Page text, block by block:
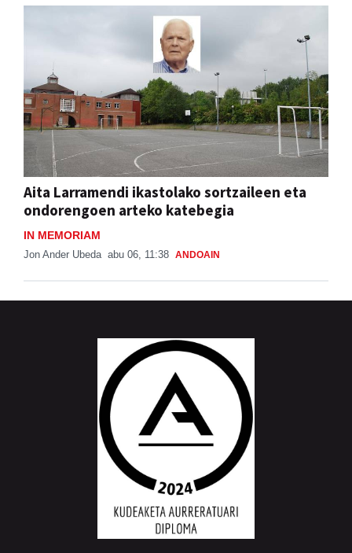
Aita Larramendi ikastolako sortzaileen eta
ondorengoen arteko katebegia
IN MEMORIAM
Jon Ander Ubeda abu 06, 11:38 ANDOAIN